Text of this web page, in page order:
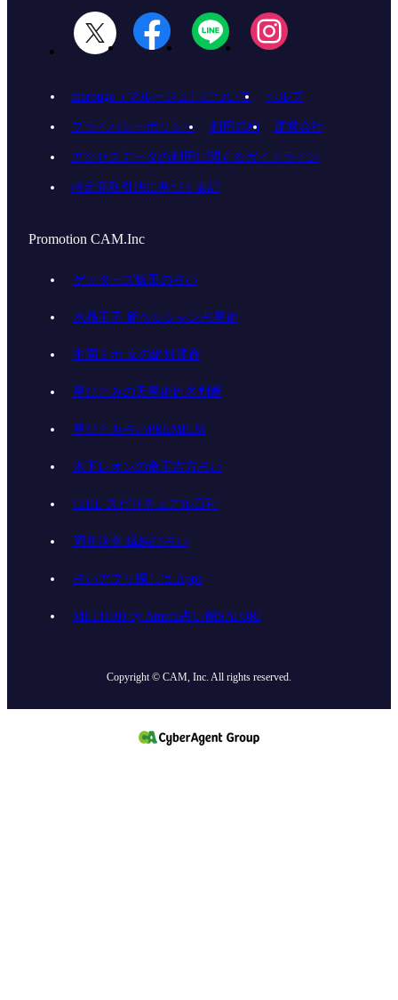
marouge（マルージュ）について ヘルプ
プライバシーポリシー 利用規約 運営会社
アクセスデータの利用に関するガイドライン
特定商取引法に基づく表記
Promotion CAM.Inc
ゲッターズ飯田の占い
水晶玉子 新ペルシャン占星術
中園ミホ 女の絶対運命
星ひとみの天星術姓名判断
星ひとみ占いPREMIUM
木下レオンの帝王吉方占い
CHIE スピリチュアル日和
岡井浄幸 縁結び占い
占いアプリ探しは.Apps
METHOD by Ameba占い館SATORI
Copyright © CAM, Inc. All rights reserved.